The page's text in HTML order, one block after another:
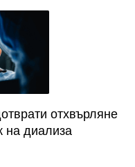
отхвърляне
на диализа